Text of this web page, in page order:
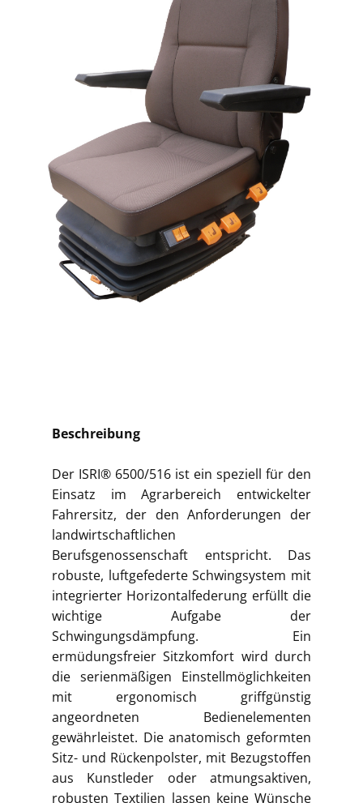
Beschreibung
Der ISRI® 6500/516 ist ein speziell für den
Einsatz im Agrarbereich entwickelter
Fahrersitz, der den Anforderungen der
landwirtschaftlichen
Berufsgenossenschaft entspricht. Das
robuste, luftgefederte Schwingsystem mit
integrierter Horizontalfederung erfüllt die
wichtige Aufgabe der
Schwingungsdämpfung. Ein
ermüdungsfreier Sitzkomfort wird durch
die serienmäßigen Einstellmöglichkeiten
mit ergonomisch griffgünstig
angeordneten Bedienelementen
gewährleistet. Die anatomisch geformten
Sitz- und Rückenpolster, mit Bezugstoffen
aus Kunstleder oder atmungsaktiven,
robusten Textilien lassen keine Wünsche